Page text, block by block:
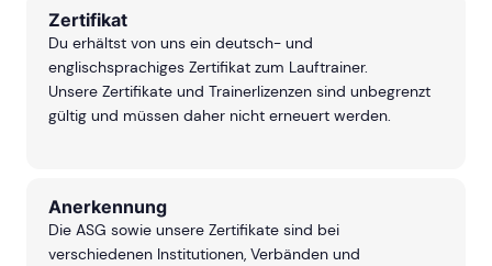
Zertifikat
Du erhältst von uns ein deutsch- und
englischsprachiges Zertifikat zum Lauftrainer.
Unsere Zertifikate und Trainerlizenzen sind unbegrenzt
gültig und müssen daher nicht erneuert werden.
Anerkennung
Die ASG sowie unsere Zertifikate sind bei
verschiedenen Institutionen, Verbänden und